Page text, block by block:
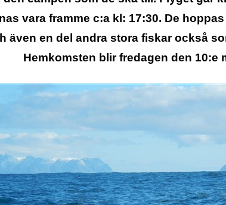
vara framme c:a kl: 17:30. De
även en del andra stora fiskar också
Hemkomsten blir fredagen den 10:e